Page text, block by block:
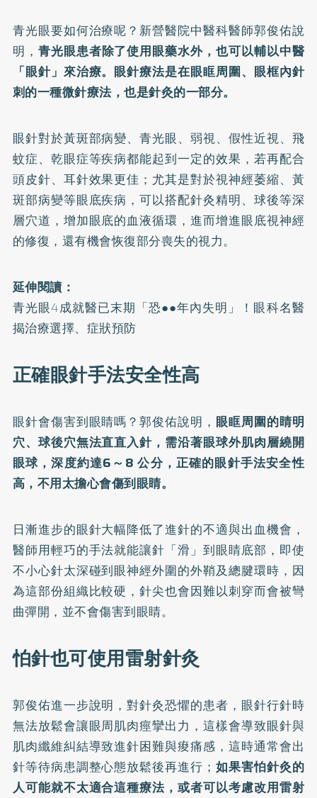
青光眼要如何治療呢？新營醫院中醫科醫師郭俊佑說
明， 青光眼患者除了使用眼藥水外，也可以輔以中醫
「眼針」來治療。眼針療法是在眼眶周圍、眼框內針
刺的一種微針療法，也是針灸的一部分。
眼針對於黃斑部病變、青光眼、弱視、假性近視、飛
蚊症、乾眼症等疾病都能起到一定的效果，若再配合
頭皮針、耳針效果更佳；尤其是對於視神經萎縮、黃
斑部病變等眼底疾病，可以搭配針灸精明、球後等深
層穴道，增加眼底的血液循環，進而增進眼底視神經
的修復，還有機會恢復部分喪失的視力。
延伸閱讀：
青光眼4成就醫已末期「恐●●年內失明」！眼科名醫
揭治療選擇、症狀預防
正確眼針手法安全性高
眼針會傷害到眼睛嗎？郭俊佑說明， 眼眶周圍的睛明
穴、球後穴無法直直入針，需沿著眼球外肌肉層繞開
眼球，深度約達6～8 公分，正確的眼針手法安全性
高，不用太擔心會傷到眼睛。
日漸進步的眼針大幅降低了進針的不適與出血機會，
醫師用輕巧的手法就能讓針「滑」到眼睛底部，即使
不小心針太深碰到眼神經外圍的外鞘及總腱環時，因
為這部份組織比較硬，針尖也會因難以刺穿而會被彎
曲彈開，並不會傷害到眼睛。
怕針也可使用雷射針灸
郭俊佑進一步說明，對針灸恐懼的患者，眼針行針時
無法放鬆會讓眼周肌肉痙攣出力，這樣會導致眼針與
肌肉纖維糾結導致進針困難與痠痛感，這時通常會出
針等待病患調整心態放鬆後再進行； 如果害怕針灸的
人可能就不太適合這種療法，或者可以考慮改用雷射